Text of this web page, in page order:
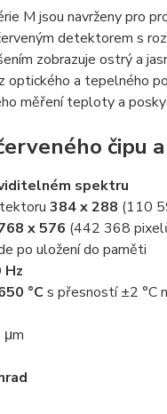
M jsou navrženy
detektorem s
zobrazuje ostrý a
optického a tepelného
měření teploty a
čipu
spektru
384 x 288 (110
x 576 (442 368
po uložení do paměti
Hz
°C s přesností ±2 °C
μm